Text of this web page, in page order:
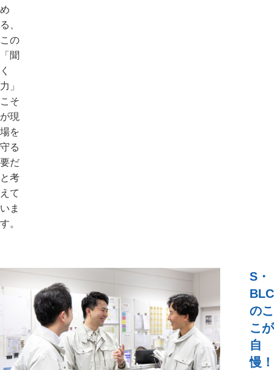
め
る、
この
「聞
く
力」
こそ
が現
場を
守る
要だ
と考
えて
いま
す。
S・
BLC
のこ
こが
自
慢！